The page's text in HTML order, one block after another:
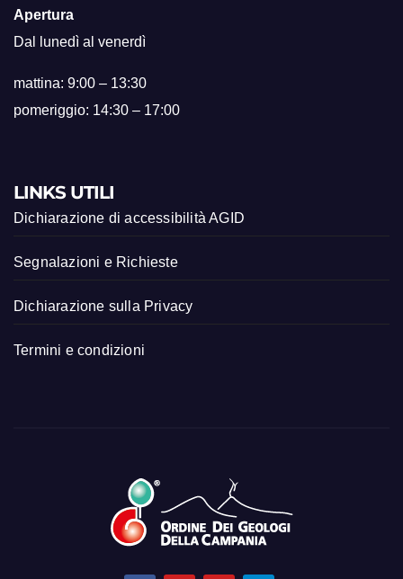
Apertura
Dal lunedì al venerdì
mattina: 9:00 – 13:30
pomeriggio: 14:30 – 17:00
LINKS UTILI
Dichiarazione di accessibilità AGID
Segnalazioni e Richieste
Dichiarazione sulla Privacy
Termini e condizioni